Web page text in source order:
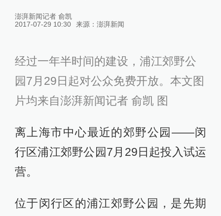
澎湃新闻记者 俞凯
2017-07-29 10:30
来源： 澎湃新闻
经过一年半时间的建设，浦江郊野公
园7月29日起对公众免费开放。本文图
片均来自澎湃新闻记者 俞凯 图
离上海市中心最近的郊野公园——闵
行区浦江郊野公园7月29日起投入试运
营。
位于闵行区的浦江郊野公园，是先期